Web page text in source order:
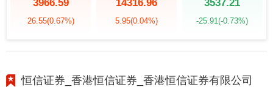
3966.59
26.55(0.67%)
14316.96
5.95(0.04%)
3537.21
-25.91(-0.73%)
恒信证券_香港恒信证券_香港恒信证券有限公司